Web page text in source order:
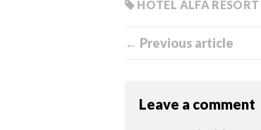
HOTEL ALFA RESORT
← Previous article
Leave a comment